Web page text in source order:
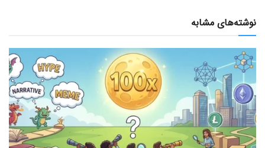
نوشته‌های مشابه